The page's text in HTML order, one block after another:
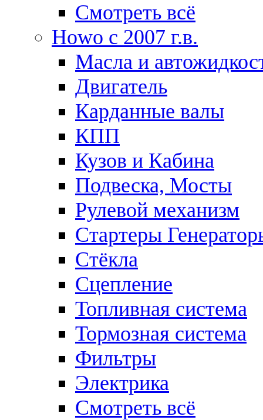
Смотреть всё
Howo c 2007 г.в.
Масла и
Двигатель
Карданные валы
КПП
Кузов и Кабина
Подвеска, Мосты
Рулевой механизм
Стартеры
Стёкла
Сцепление
Топливная система
Тормозная система
Фильтры
Электрика
Смотреть всё